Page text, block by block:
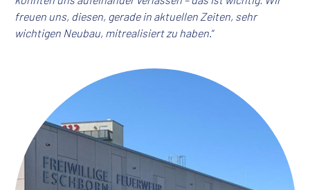
freuen uns, diesen, gerade in aktuellen Zeiten, sehr
wichtigen Neubau, mitrealisiert zu haben.“